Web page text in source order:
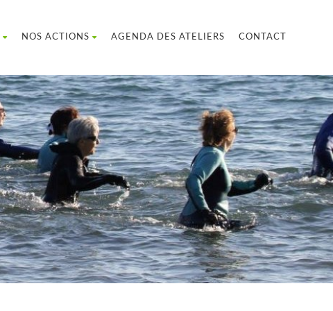
NOS ACTIONS AGENDA DES ATELIERS CONTACT